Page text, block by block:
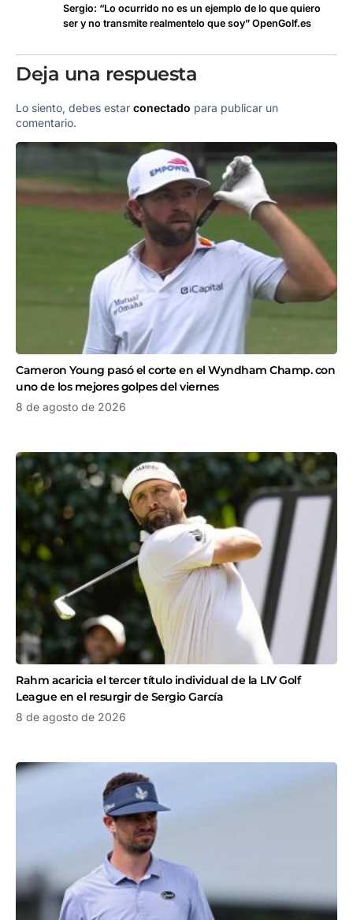
Sergio: “Lo ocurrido no es un ejemplo de lo que quiero
ser y no transmite realmentelo que soy” OpenGolf.es
Deja una respuesta
Lo siento, debes estar conectado para publicar un
comentario.
Cameron Young pasó el corte en el Wyndham Champ. con
uno de los mejores golpes del viernes
8 de agosto de 2026
Rahm acaricia el tercer título individual de la LIV Golf
League en el resurgir de Sergio García
8 de agosto de 2026